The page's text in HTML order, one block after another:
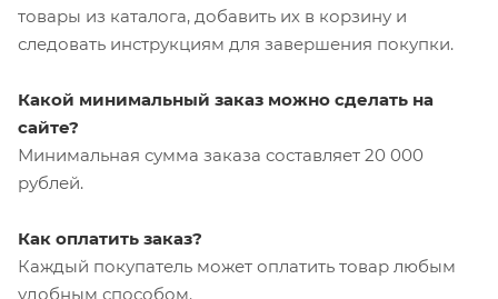
товары из каталога, добавить их в корзину и
следовать инструкциям для завершения покупки.
Какой минимальный заказ можно сделать на
сайте?
Минимальная сумма заказа составляет 20 000
рублей.
Как оплатить заказ?
Каждый покупатель может оплатить товар любым
удобным способом.